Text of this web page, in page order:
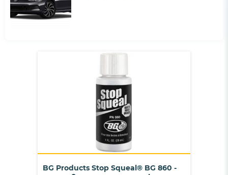
BG Products Stop Squeal® BG 860 -